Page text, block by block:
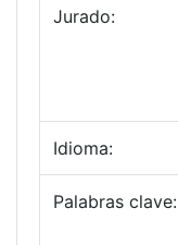
Jurado:
Idioma:
Palabras clave: